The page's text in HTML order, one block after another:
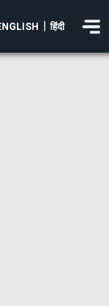
हिंदी